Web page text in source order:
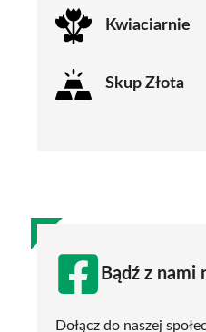
Kwiaciarnie
Skup Złota
Bądź z nami
Dołącz do naszej